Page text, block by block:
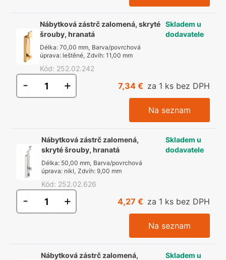
Nábytková zástrč zalomená, skryté
šrouby, hranatá
Délka:70,00 mm, Barva/povrchová
úprava: leštěné, Zdvih:11,00 mm
Kód: 252.02.242
Skladem u
dodavatele
- + 7,34 € za 1 ks bez DPH
Na seznam
Nábytková zástrč zalomená,
skryté šrouby, hranatá
Délka: 50,00 mm, Barva/povrchová
úprava: nikl, Zdvih: 9,00 mm
Kód: 252.02.626
Skladem u
dodavatele
- + 4,27 € za 1 ks bez DPH
Na seznam
Nábytková zástrč zalomená,
Skladem u